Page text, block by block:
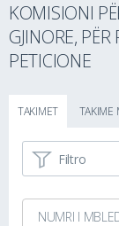
KOMISIONI
GJINORE,
PETICIONE
TAKIMET TAKIME
Filtro
NUMRI I